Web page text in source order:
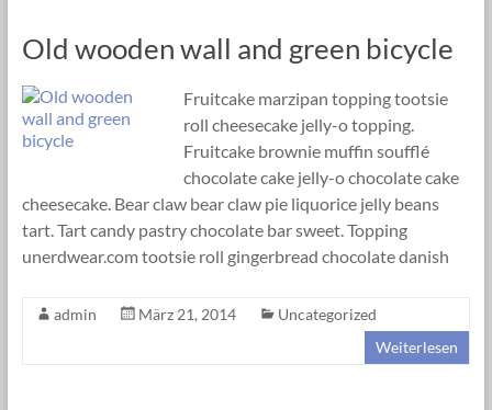
Old wooden wall and green bicycle
Fruitcake marzipan topping tootsie
roll cheesecake jelly-o topping.
Fruitcake brownie muffin soufflé
chocolate cake jelly-o chocolate cake
cheesecake. Bear claw bear claw pie liquorice jelly beans
tart. Tart candy pastry chocolate bar sweet. Topping
unerdwear.com tootsie roll gingerbread chocolate danish
admin März 21, 2014
Uncategorized
Weiterlesen